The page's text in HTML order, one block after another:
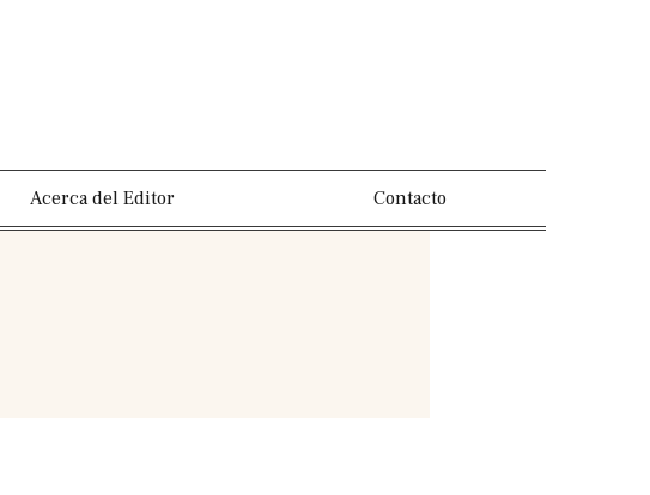
Acerca del Editor Contacto